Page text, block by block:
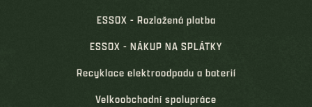
ESSOX - Rozložená platba
ESSOX - NÁKUP NA SPLÁTKY
Recyklace elektroodpadu a baterií
Velkoobchodní spolupráce